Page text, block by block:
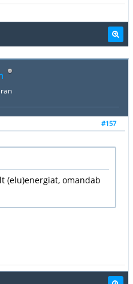
#157
(elu)energiat, omandab